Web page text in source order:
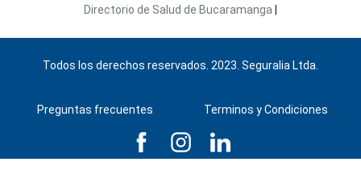
Directorio de Salud de Bucaramanga
Todos los derechos reservados. 2023. Seguralia Ltda.
Preguntas frecuentes Terminos y Condiciones